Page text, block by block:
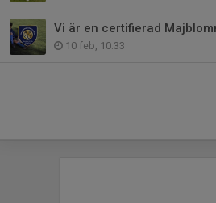
Vi är en certifierad
10 feb, 10:33